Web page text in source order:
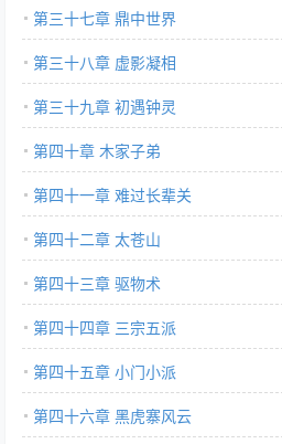
第三十七章 鼎中世界
第三十八章 虚影凝相
第三十九章 初遇钟灵
第四十章 木家子弟
第四十一章 难过长辈关
第四十二章 太苍山
第四十三章 驱物术
第四十四章 三宗五派
第四十五章 小门小派
第四十六章 黑虎寨风云